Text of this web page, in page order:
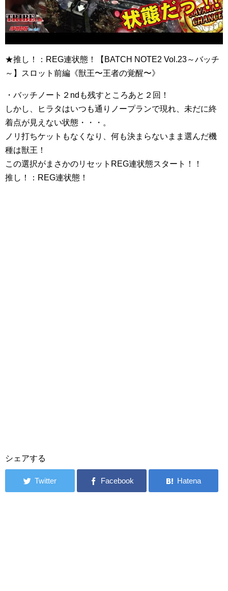
★推し！：REG連状態！【BATCH NOTE2 Vol.23～バッチ
～】スロット前編《獣王〜王者の覚醒〜》
・バッチノート２ndも残すところあと２回！
しかし、ヒラタはいつも通りノープランで現れ、未だに終
着点が見えない状態・・・。
ノリ打ちケットもなくなり、何も決まらないまま選んだ機
種は獣王！
この選択がまさかのリセットREG連状態スタート！！
推し！：REG連状態！
シェアする